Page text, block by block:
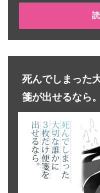
死んでしまった
箋が出せるなら。